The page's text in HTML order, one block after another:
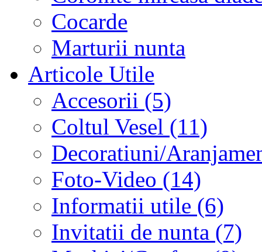
Cocarde
Marturii nunta
Articole Utile
Accesorii (5)
Coltul Vesel (11)
Decoratiuni/
Foto-Video (14)
Informatii utile (6)
Invitatii de nunta (7)